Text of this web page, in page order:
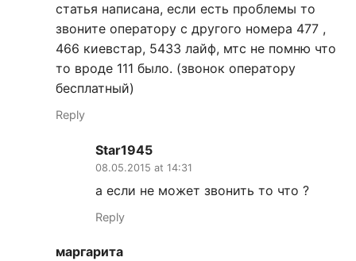
статья написана, если есть проблемы то
звоните оператору с другого номера 477 ,
466 киевстар, 5433 лайф, мтс не помню что
то вроде 111 было. (звонок оператору
бесплатный)
Reply
Star1945
08.05.2015 at 14:31
а если не может звонить то что ?
Reply
маргарита